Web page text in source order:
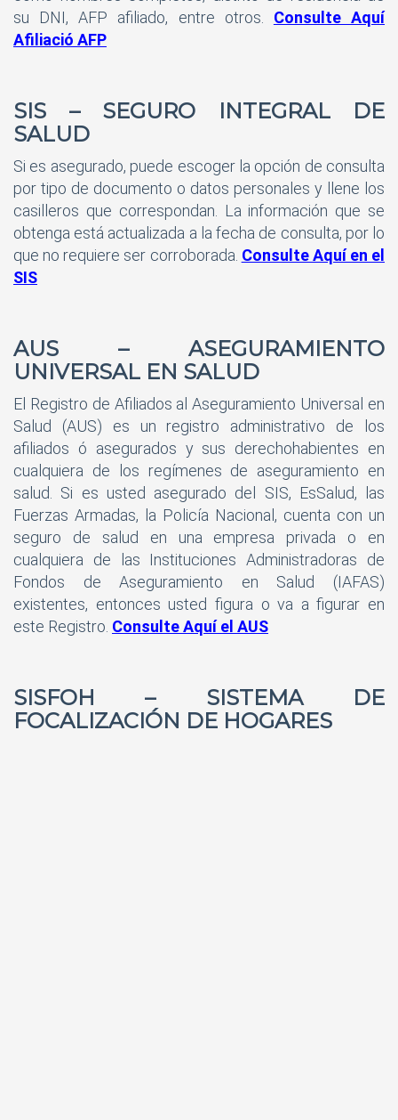
su DNI, AFP afiliado, entre otros. Consulte Aquí
Afiliació AFP
SIS – SEGURO INTEGRAL DE
SALUD
Si es asegurado, puede escoger la opción de consulta
por tipo de documento o datos personales y llene los
casilleros que correspondan. La información que se
obtenga está actualizada a la fecha de consulta, por lo
que no requiere ser corroborada. Consulte Aquí en el
SIS
AUS – ASEGURAMIENTO
UNIVERSAL EN SALUD
El Registro de Afiliados al Aseguramiento Universal en
Salud (AUS) es un registro administrativo de los
afiliados ó asegurados y sus derechohabientes en
cualquiera de los regímenes de aseguramiento en
salud. Si es usted asegurado del SIS, EsSalud, las
Fuerzas Armadas, la Policía Nacional, cuenta con un
seguro de salud en una empresa privada o en
cualquiera de las Instituciones Administradoras de
Fondos de Aseguramiento en Salud (IAFAS)
existentes, entonces usted figura o va a figurar en
este Registro. Consulte Aquí el AUS
SISFOH
– SISTEMA DE
FOCALIZACIÓN DE HOGARES